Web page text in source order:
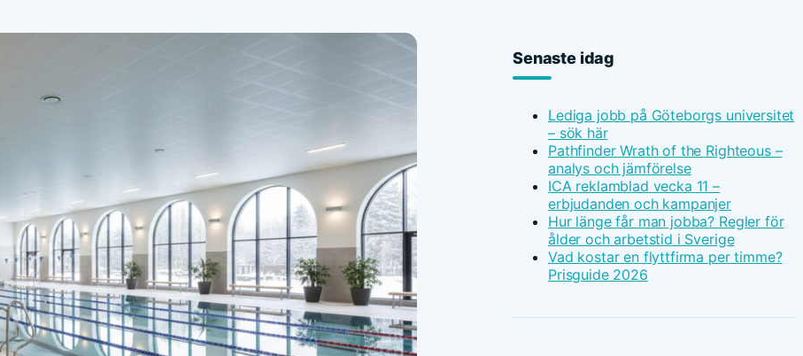
Senaste idag
Lediga jobb på Göteborgs universitet
– sök här
Pathfinder Wrath of the Righteous –
analys och jämförelse
ICA reklamblad vecka 11 –
erbjudanden och kampanjer
Hur länge får man jobba? Regler för
ålder och arbetstid i Sverige
Vad kostar en flyttfirma per timme?
Prisguide 2026